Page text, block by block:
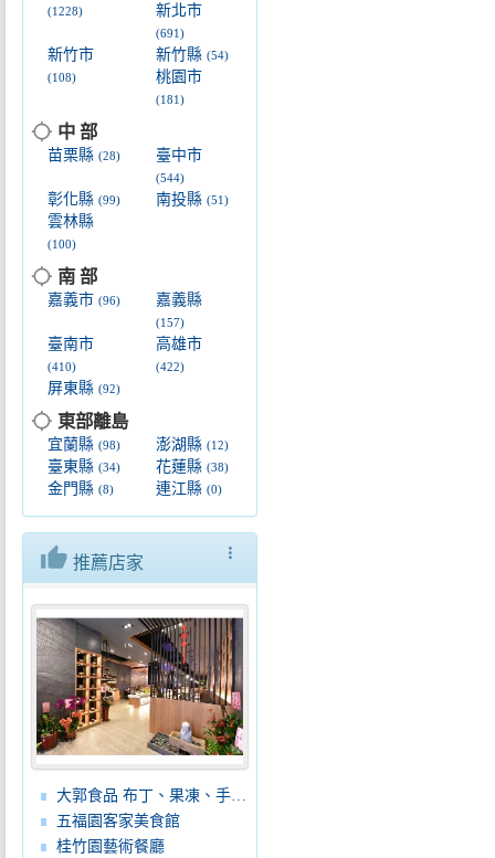
(1228) 新北市
(691)
新竹市
(108)
新竹縣(54)
桃園市
(181)
location_searching 中 部
苗栗縣 (28) 臺中市
(544)
彰化縣 (99) 南投縣(51)
雲林縣
(100)
location_searching 南 部
嘉義市 (96) 嘉義縣
(157)
臺南市
(410)
高雄市
(422)
屏東縣 (92)
location_searching 東部離島
宜蘭縣 (98) 澎湖縣(12)
臺東縣 (34) 花蓮縣(38)
金門縣 (8) 連江縣(0)
more_vert
thumb_up 推薦店家
大郭食品 布丁、果凍、手工餅乾、蛋糕、麵包
五福園客家美食館
桂竹園藝術餐廳